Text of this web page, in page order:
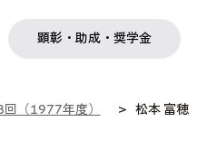
顕彰・助成・奨学金
プ
日本語交流
プログラム 社会啓発事業
回（1977年度） 松本 富穂